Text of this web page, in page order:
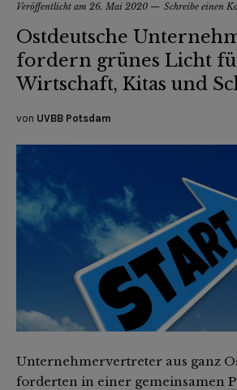
Veröffentlicht am 26. Mai 2020 Schreibe einen
Ostdeutsche
fordern grünes Licht
Wirtschaft, Kitas und
von UVBB Potsdam
Unternehmervertreter aus ganz
forderten in einer gemeinsamen